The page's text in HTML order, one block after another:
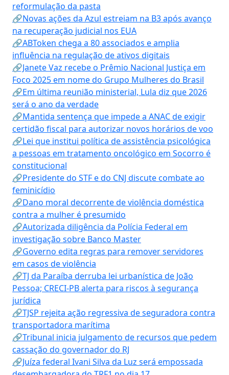
reformulação da pasta
🔗Novas ações da Azul estreiam na B3 após avanço
na recuperação judicial nos EUA
🔗ABToken chega a 80 associados e amplia
influência na regulação de ativos digitais
🔗Janete Vaz recebe o Prêmio Nacional Justiça em
Foco 2025 em nome do Grupo Mulheres do Brasil
🔗Em última reunião ministerial, Lula diz que 2026
será o ano da verdade
🔗Mantida sentença que impede a ANAC de exigir
certidão fiscal para autorizar novos horários de voo
🔗Lei que institui política de assistência psicológica
a pessoas em tratamento oncológico em Socorro é
constitucional
🔗Presidente do STF e do CNJ discute combate ao
feminicídio
🔗Dano moral decorrente de violência doméstica
contra a mulher é presumido
🔗Autorizada diligência da Polícia Federal em
investigação sobre Banco Master
🔗Governo edita regras para remover servidores
em casos de violência
🔗TJ da Paraíba derruba lei urbanística de João
Pessoa; CRECI-PB alerta para riscos à segurança
jurídica
🔗TJSP rejeita ação regressiva de seguradora contra
transportadora marítima
🔗Tribunal inicia julgamento de recursos que pedem
cassação do governador do RJ
🔗Juíza federal Ivani Silva da Luz será empossada